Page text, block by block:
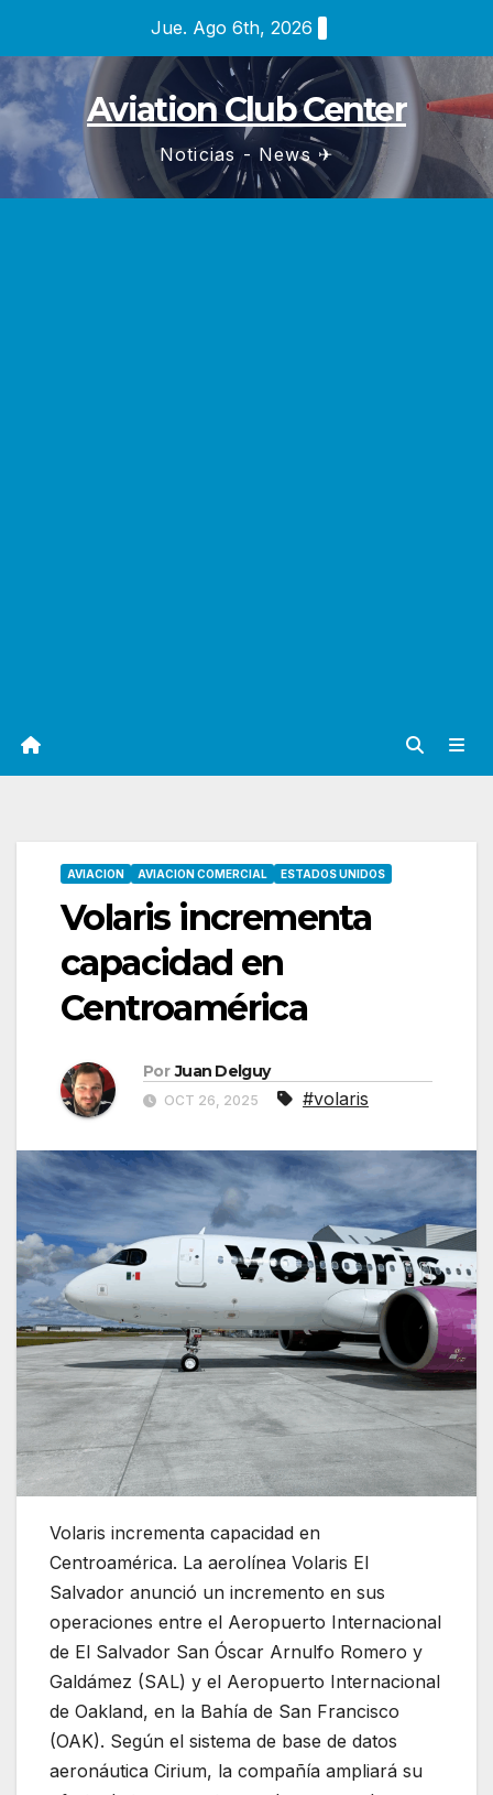
contenido
Jue. Ago 6th, 2026
Aviation Club Center
Noticias - News ✈
AVIACION AVIACION COMERCIAL ESTADOS UNIDOS
Volaris incrementa
capacidad en
Centroamérica
Por Juan Delguy
OCT 26, 2025 #volaris
Volaris incrementa capacidad en
Centroamérica. La aerolínea Volaris El
Salvador anunció un incremento en sus
operaciones entre el Aeropuerto Internacional
de El Salvador San Óscar Arnulfo Romero y
Galdámez (SAL) y el Aeropuerto Internacional
de Oakland, en la Bahía de San Francisco
(OAK). Según el sistema de base de datos
aeronáutica Cirium, la compañía ampliará su